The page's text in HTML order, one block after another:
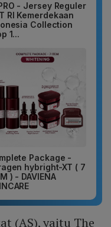
- Jersey Reguler
RI Kemerdekaan
Collection
1...
Package -
hybright-XT ( 7
) - DAVIENA
(AS), yaitu The